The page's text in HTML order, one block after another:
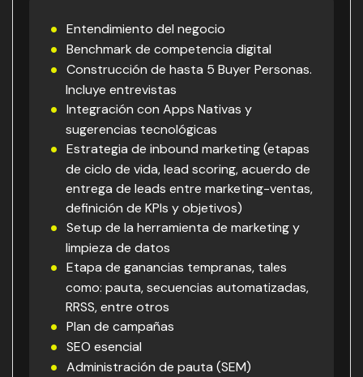
Entendimiento del negocio
Benchmark de competencia digital
Construcción de hasta 5 Buyer Personas.
Incluye entrevistas
Integración con Apps Nativas y
sugerencias tecnológicas
Estrategia de inbound marketing (etapas
de ciclo de vida, lead scoring, acuerdo de
entrega de leads entre marketing-ventas,
definición de KPIs y objetivos)
Setup de la herramienta de marketing y
limpieza de datos
Etapa de ganancias tempranas, tales
como: pauta, secuencias automatizadas,
RRSS, entre otros
Plan de campañas
SEO esencial
Administración de pauta (SEM)